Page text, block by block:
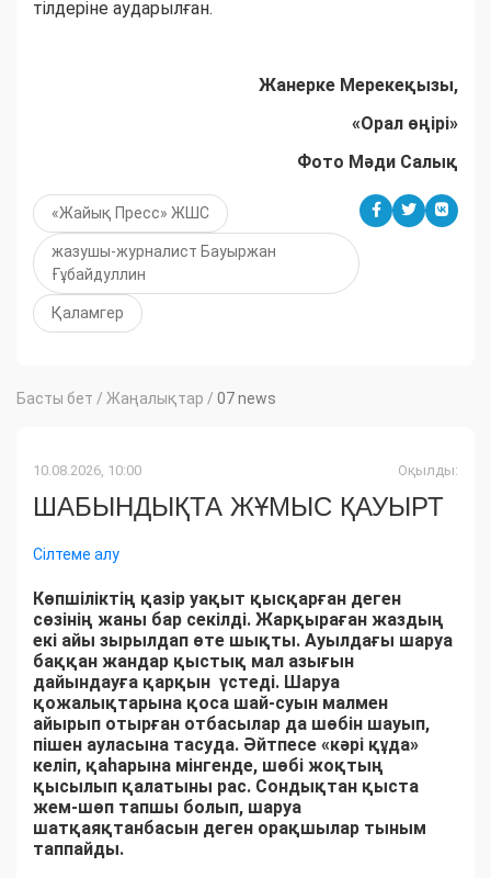
тілдеріне аударылған.
Жанерке Мерекеқызы,
«Орал өңірі»
Фото Мәди Салық
«Жайық Пресс» ЖШС
жазушы-журналист Бауыржан
Ғұбайдуллин
Қаламгер
Басты бет / Жаңалықтар / 07 news
10.08.2026, 10:00 Оқылды:
ШАБЫНДЫҚТА ЖҰМЫС ҚАУЫРТ
Сілтеме алу
Көпшіліктің қазір уақыт қысқарған деген
сөзінің жаны бар секілді. Жарқыраған жаздың
екі айы зырылдап өте шықты. Ауылдағы шаруа
баққан жандар қыстық мал азығын
дайындауға қарқын үстеді. Шаруа
қожалықтарына қоса шай-суын малмен
айырып отырған отбасылар да шөбін шауып,
пішен ауласына тасуда. Әйтпесе «кәрі құда»
келіп, қаһарына мінгенде, шөбі жоқтың
қысылып қалатыны рас. Сондықтан қыста
жем-шөп тапшы болып, шаруа
шатқаяқтанбасын деген орақшылар тыным
таппайды.